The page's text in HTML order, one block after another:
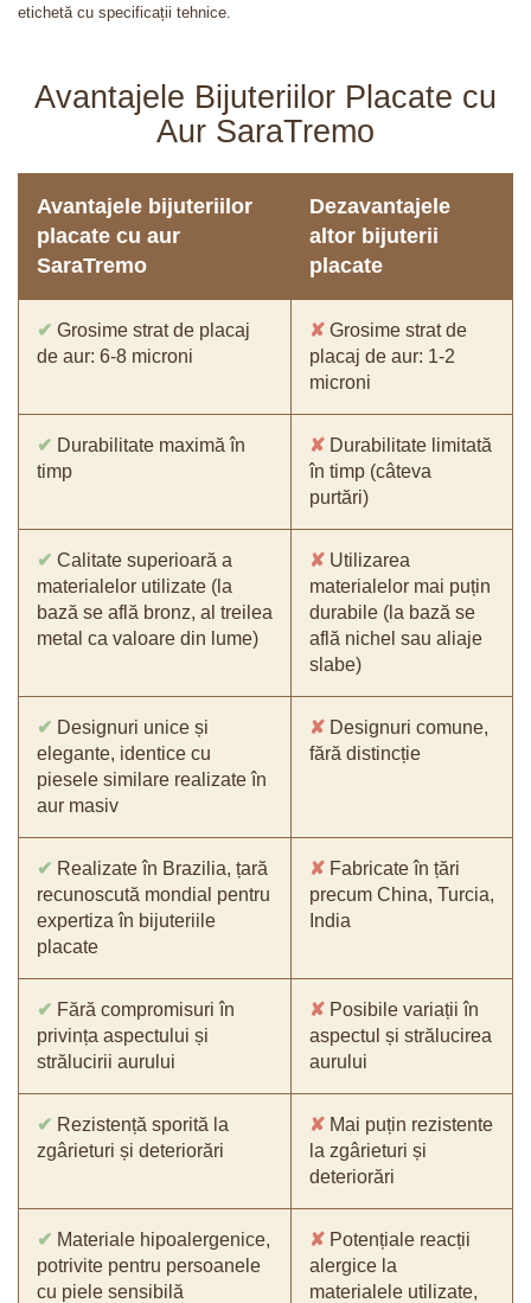
etichetă cu specificații tehnice.
Avantajele Bijuteriilor Placate cu
Aur SaraTremo
Avantajele bijuteriilor
placate cu aur
SaraTremo
Dezavantajele
altor bijuterii
placate
✔ Grosime strat de placaj
de aur: 6-8 microni
✘ Grosime strat de
placaj de aur: 1-2
microni
✔ Durabilitate maximă în
timp
✘ Durabilitate limitată
în timp (câteva
purtări)
✔ Calitate superioară a
materialelor utilizate (la
bază se află bronz, al treilea
metal ca valoare din lume)
✘ Utilizarea
materialelor mai puțin
durabile (la bază se
află nichel sau aliaje
slabe)
✔ Designuri unice și
elegante, identice cu
piesele similare realizate în
aur masiv
✘ Designuri comune,
fără distincție
✔ Realizate în Brazilia, țară
recunoscută mondial pentru
expertiza în bijuteriile
placate
✘ Fabricate în țări
precum China, Turcia,
India
✔ Fără compromisuri în
privința aspectului și
strălucirii aurului
✘ Posibile variații în
aspectul și strălucirea
aurului
✔ Rezistență sporită la
zgârieturi și deteriorări
✘ Mai puțin rezistente
la zgârieturi și
deteriorări
✔ Materiale hipoalergenice,
potrivite pentru persoanele
cu piele sensibilă
✘ Potențiale reacții
alergice la
materialele utilizate,